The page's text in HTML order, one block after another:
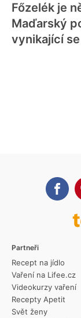
Főzelék je
Maďarský
vynikající
Partneři
Recept na jídlo
Vaření na Lifee.cz
Videokurzy vaření
Recepty Apetit
Svět ženy